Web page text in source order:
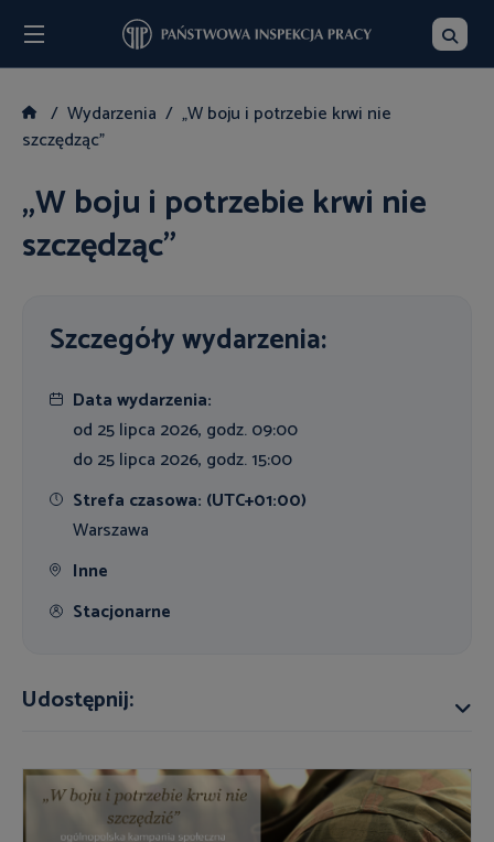
Wydarzenia
„W boju i potrzebie krwi nie
szczędząc”
„W boju i potrzebie krwi nie
szczędząc”
Szczegóły wydarzenia:
Data wydarzenia:
od 25 lipca 2026, godz. 09:00
do 25 lipca 2026, godz. 15:00
Strefa czasowa: (UTC+01:00)
Warszawa
Inne
Stacjonarne
Udostępnij:
Szukaj